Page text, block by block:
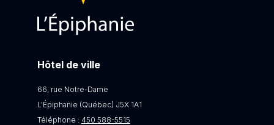
Hôtel de ville
66, rue Notre-Dame
L'Épiphanie (Québec) J5X 1A1
Téléphone : 450 588-5515